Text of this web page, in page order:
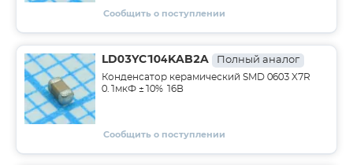
Сообщить о поступлении
LD03YC104KAB2A Полный аналог
Конденсатор керамический SMD 0603 X7R
0.1мкФ ±10% 16В
Сообщить о поступлении